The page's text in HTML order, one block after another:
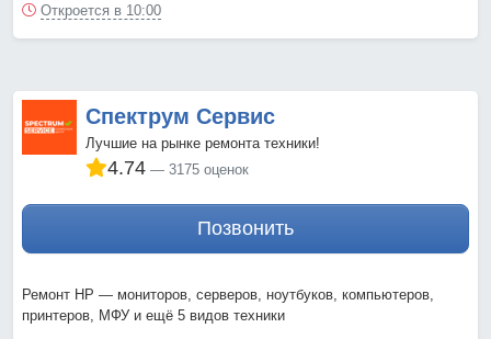
Откроется в 10:00
Спектрум Сервис
Лучшие на рынке ремонта техники!
4.74 3175 оценок
Позвонить
Ремонт HP — мониторов, серверов, ноутбуков, компьютеров,
принтеров, МФУ и ещё 5 видов техники